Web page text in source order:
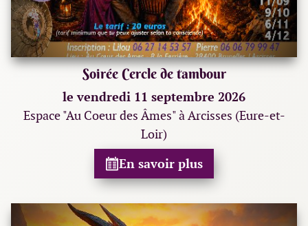
Soirée Cercle de tambour
le vendredi 11 septembre 2026
Espace "Au Coeur des Âmes" à Arcisses (Eure-et-
Loir)
En savoir plus